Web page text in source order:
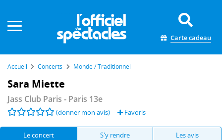
Carte cadeau
Accueil Concerts Monde / Traditionnel
Sara Miette
Jass Club Paris - Paris 13e
(donner mon avis) Favoris
Le concert S'y rendre Les avis